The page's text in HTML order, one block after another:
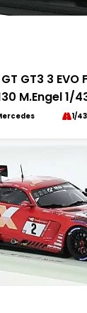
GT3 3 EVO
M.Engel 1/
1/43